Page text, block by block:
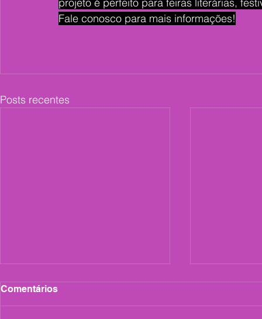
Fale conosco para mais informações!
Posts recentes
Comentários